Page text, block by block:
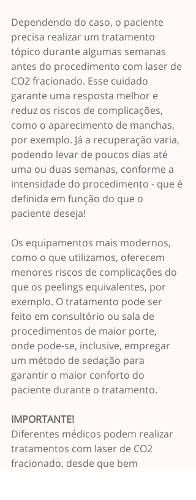
Dependendo do caso, o paciente
precisa realizar um tratamento
tópico durante algumas semanas
antes do procedimento com laser de
CO2 fracionado. Esse cuidado
garante uma resposta melhor e
reduz os riscos de complicações,
como o aparecimento de manchas,
por exemplo. Já a recuperação varia,
podendo levar de poucos dias até
uma ou duas semanas, conforme a
intensidade do procedimento - que é
definida em função do que o
paciente deseja!
Os equipamentos mais modernos,
como o que utilizamos, oferecem
menores riscos de complicações do
que os peelings equivalentes, por
exemplo. O tratamento pode ser
feito em consultório ou sala de
procedimentos de maior porte,
onde pode-se, inclusive, empregar
um método de sedação para
garantir o maior conforto do
paciente durante o tratamento.
IMPORTANTE!
Diferentes médicos podem realizar
tratamentos com laser de CO2
fracionado, desde que bem